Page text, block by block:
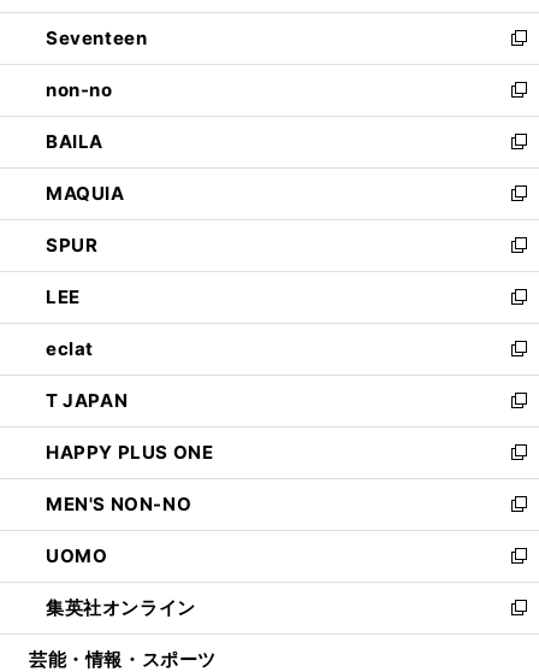
開
く
ウ
で
開
く
ン
ド
ウ
で
開
く
Seventeen
新
し
い
ウ
ィ
ン
ド
ウ
で
開
く
non-no
新
し
い
ウ
ィ
ン
ド
ウ
で
開
く
BAILA
新
し
い
ウ
ィ
ン
ド
ウ
で
開
く
MAQUIA
新
し
い
ウ
ィ
ン
ド
ウ
で
開
く
SPUR
新
し
い
ウ
ィ
ン
ド
ウ
で
開
く
LEE
新
し
い
ウ
ィ
ン
ド
ウ
で
開
く
eclat
新
し
い
ウ
ィ
ン
ド
ウ
で
開
く
T JAPAN
新
し
い
ウ
ィ
ン
ド
ウ
で
開
HAPPY PLUS ONE
新
し
い
ウ
ィ
ン
ド
ウ
MEN'S NON-NO
新
し
い
ウ
ィ
ン
UOMO
新
し
い
ウ
集英社オンライン
新
し
芸能・情報・スポーツ